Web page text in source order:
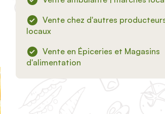
Vente chez d'autres
locaux
Vente en Épiceries et Magasins
d'alimentation